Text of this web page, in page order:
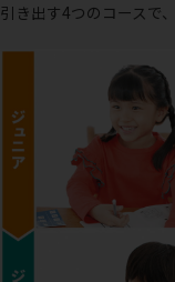
引き出す4つのコースで